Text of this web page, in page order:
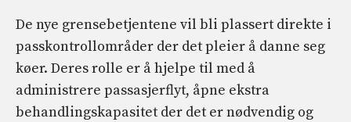
De nye grensebetjentene vil bli plassert direkte i
passkontrollområder der det pleier å danne seg
køer. Deres rolle er å hjelpe til med å
administrere passasjerflyt, åpne ekstra
behandlingskapasitet der det er nødvendig og